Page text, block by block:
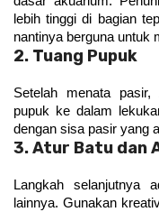
lebih tinggi di bagian
nantinya berguna untuk
2. Tuang Pupuk
Setelah menata pasir,
pupuk ke dalam
dengan sisa pasir yang
3. Atur Batu dan
Langkah selanjutnya
lainnya. Gunakan